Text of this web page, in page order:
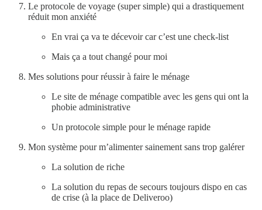
Le protocole de voyage (super simple) qui a drastiquement
réduit mon anxiété
En vrai ça va te décevoir car c’est une check-list
Mais ça a tout changé pour moi
Mes solutions pour réussir à faire le ménage
Le site de ménage compatible avec les gens qui ont la
phobie administrative
Un protocole simple pour le ménage rapide
Mon système pour m’alimenter sainement sans trop galérer
La solution de riche
La solution du repas de secours toujours dispo en cas
de crise (à la place de Deliveroo)